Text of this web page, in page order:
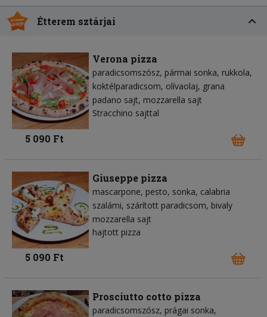
Étterem sztárjai
Verona pizza
paradicsomszósz pármai sonka rukkola
koktélparadicsom olívaolaj grana
padano sajt mozzarella sajt
Stracchino sajttal
5 090 Ft
Giuseppe pizza
mascarpone pesto sonka calabria
szalámi szárított paradicsom bivaly
mozzarella sajt
hajtott pizza
5 090 Ft
Prosciutto cotto pizza
paradicsomszósz prágai sonka